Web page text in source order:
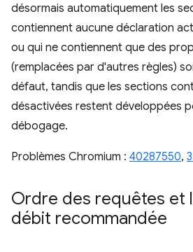
désormais automatiquement les
contiennent aucune déclaration
ou qui ne contiennent que des
(remplacées par d'autres règles)
défaut, tandis que les sections
désactivées restent développées
débogage.
Problèmes Chromium : 40287550,
Ordre des requêtes et
débit recommandée